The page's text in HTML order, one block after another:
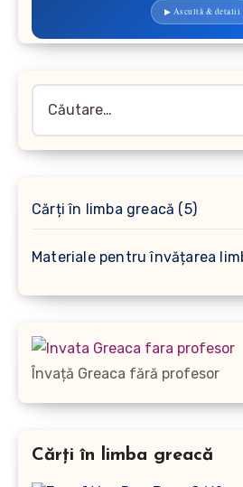
▶ Ascultă & detalii
după:
Cărți în limba greacă 55
Materiale pentru învățarea
Învață Greaca fără profesor
Cărți în limba greacă